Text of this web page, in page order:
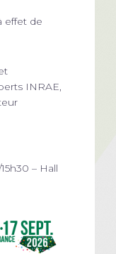
effet de
INRAE,
– Hall